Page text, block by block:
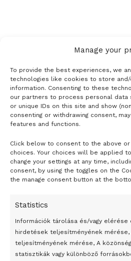
Manage your
To provide the best experiences, we
technologies like cookies to store
information. Consenting to these
our partners to process personal data
or unique IDs on this site and show
consenting or withdrawing consent,
features and functions.
Click below to consent to the above or
choices. Your choices will be applied
change your settings at any time,
consent, by using the toggles on the
the manage consent button at the
Statistics
Információk tárolása és/vagy elérése
hirdetések teljesítményének mérése,
teljesítményének mérése, A
statisztikák vagy különböző
- H I R D E T É S